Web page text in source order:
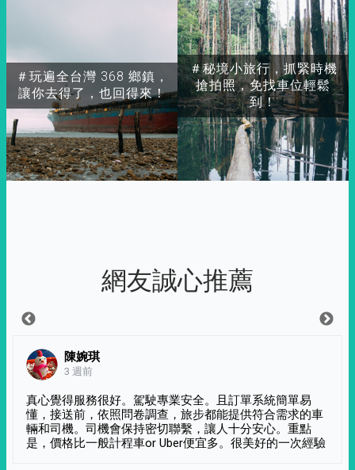
＃玩遍全台灣 368 鄉鎮，
讓你去得了，也回得來！
＃秘境小旅行，抓緊時機
搶拍照，免找車位輕鬆
到！
網友誠心推薦
陳婉琪
3 週前
真心覺得服務很好。駕駛專業安全。且訂單系統簡單易
懂，接送前，依照問卷調查，旅步都能提供符合需求的車
輛和司機。司機會保持密切聯繫，讓人十分安心。重點
是，價格比一般計程車or Uber便宜多。很美好的一次經驗